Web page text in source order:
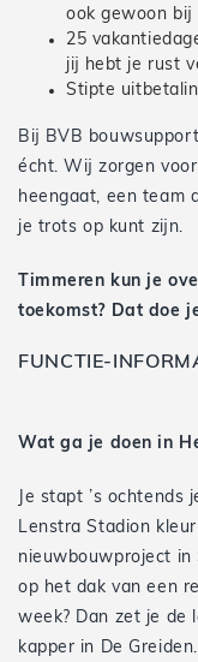
ook gewoon bij
25
jij hebt je rust
Stipte
Bij BVB
écht. Wij zorgen
heengaat, een team
je trots op kunt zijn.
Timmeren kun je
toekomst? Dat doe
FUNCTIE-
Wat ga je doen in
Je stapt ’s
Lenstra Stadion
nieuwbouwproject in
op het dak van een
week? Dan zet je de
kapper in De Greiden.